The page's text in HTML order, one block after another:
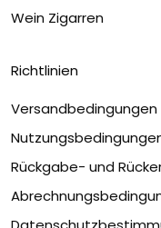
Wein Zigarren
Richtlinien
Versandbedingungen
Rückgabe- und